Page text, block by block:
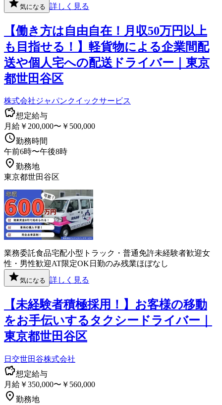
気になる 詳しく見る
【働き方は自由自在！月収50万円以上
も目指せる！】軽貨物による企業間配
送や個人宅への配送ドライバー｜東京
都世田谷区
株式会社ジャパンクイックサービス
想定給与
月給￥200,000〜￥500,000
勤務時間
午前6時〜午後8時
勤務地
東京都世田谷区
業務委託食品宅配小型トラック・普通免許未経験者歓迎女
性・男性歓迎AT限定OK日勤のみ残業ほぼなし
気になる 詳しく見る
【未経験者積極採用！】お客様の移動
をお手伝いするタクシードライバー｜
東京都世田谷区
日交世田谷株式会社
想定給与
月給￥350,000〜￥560,000
勤務地